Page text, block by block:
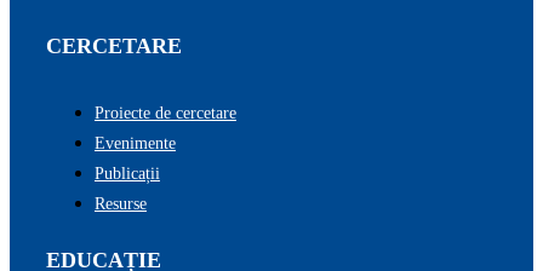
CERCETARE
Proiecte de cercetare
Evenimente
Publicații
Resurse
EDUCAȚIE